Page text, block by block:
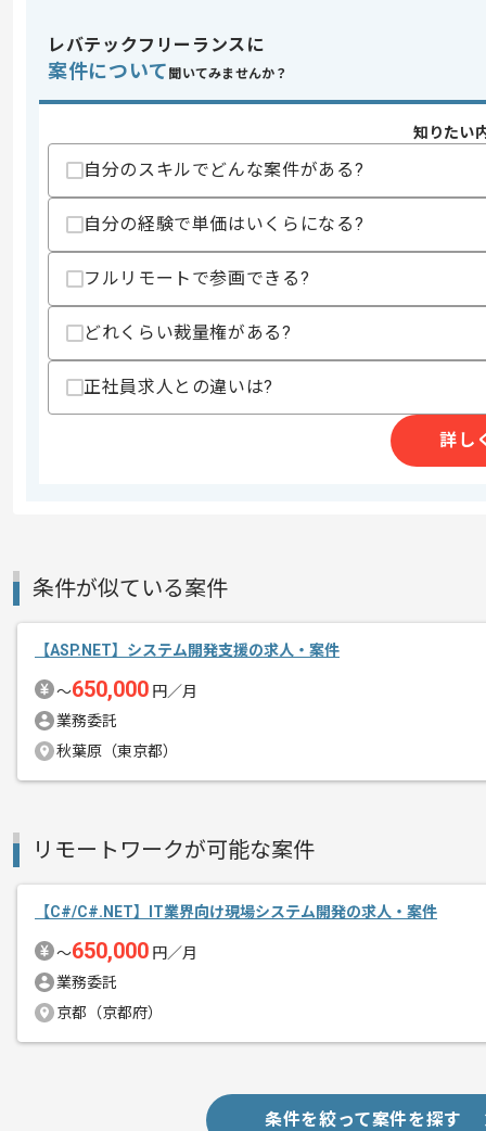
開発ツール
この案件のポイント
新規開発 , 追加開発 ,
担当領域/システ
ム
人事・給与・労務シス
スキル
・DB（Oracle、MS-SQL）でのストア
・C#を用いた開発経験
・基幹システムに携わった経験
・外部設計の作成経験
歓迎スキル
・テレフォニーシステムの設計・構築
精算基準時間
エージェントからのコ
メント
レバテックにて実績多数の企業の案件で
レバテックフリーランスに
案件について 聞いてみませんか？
知りたい
自分のスキルでどんな案件がある?
自分の経験で単価はいくらになる?
フルリモートで参画できる?
どれくらい裁量権がある?
正社員求人との違いは?
詳し
条件が似ている案件
【ASP.NET】システム開発支援の求人・案件
〜650,000 円／月
業務委託
秋葉原（東京都）
リモートワークが可能な案件
【C#/C#.NET】IT業界向け現場システム開発の求人・案件
〜650,000 円／月
業務委託
京都（京都府）
条件を絞って案件を探す